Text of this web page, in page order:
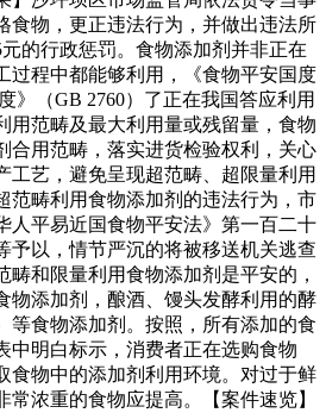
食物，更正违法行为，并做出违法所
的行政惩罚。食物添加剂并非正在
过程中都能够利用，《食物平安国度
》（GB 2760）了正在我国答应利用
用范畴及最大利用量或残留量，食物
合用范畴，落实进货检验权利，关心
工艺，避免呈现超范畴、超限量利用
范畴利用食物添加剂的违法行为，市
人平易近国食物平安法》第一百二十
予以，情节严沉的将被移送机关逃查
畴和限量利用食物添加剂是平安的，
物添加剂，酿酒、馒头发酵利用的酵
等食物添加剂。按照，所有添加的食
中明白标示，消费者正在选购食物
食物中的添加剂利用环境。对过于鲜
浓重的食物应提高。【案件速览】